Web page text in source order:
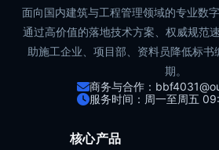
面向国内建筑与工程管理领域的专业数
通过高价值的落地技术方案、权威规范
助施工企业、项目部、资料员降低标书
期。
商务与合作：
服务时间：周一至周五
核心产品